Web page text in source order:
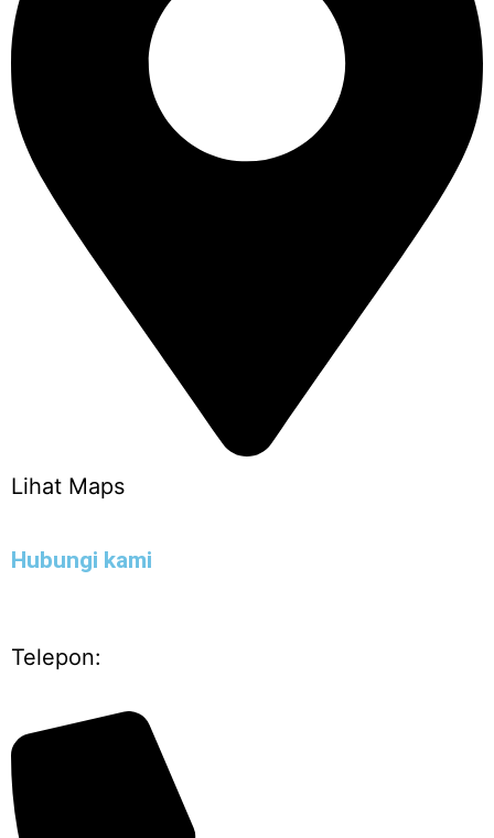
Lihat Maps
Hubungi kami
Telepon: